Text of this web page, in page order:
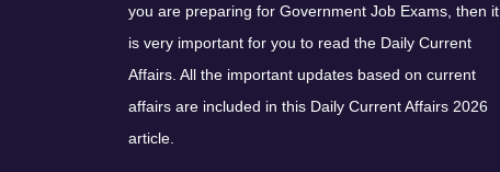
you are preparing for Government Job Exams, then it
is very important for you to read the Daily Current
Affairs. All the important updates based on current
affairs are included in this Daily Current Affairs 2026
article.